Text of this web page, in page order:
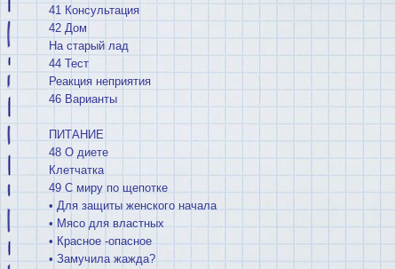
41 Консультация
42 Дом
На старый лад
44 Тест
Реакция неприятия
46 Варианты
ПИТАНИЕ
48 О диете
Клетчатка
49 С миру по щепотке
• Для защиты женского начала
• Мясо для властных
• Красное -опасное
• Замучила жажда?